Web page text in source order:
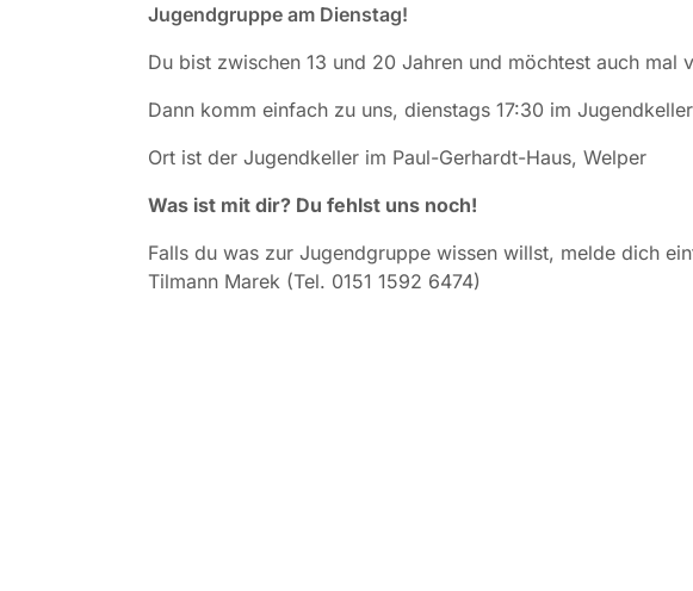
Jugendgruppe am Dienstag!
Du bist zwischen 13 und 20 Jahren und möchtest auch mal
Dann komm einfach zu uns, dienstags 17:30 im
Ort ist der Jugendkeller im Paul-Gerhardt-Haus, Welper
Was ist mit dir? Du fehlst uns noch!
Falls du was zur Jugendgruppe wissen willst, melde dich
Tilmann Marek (Tel. 0151 1592 6474)